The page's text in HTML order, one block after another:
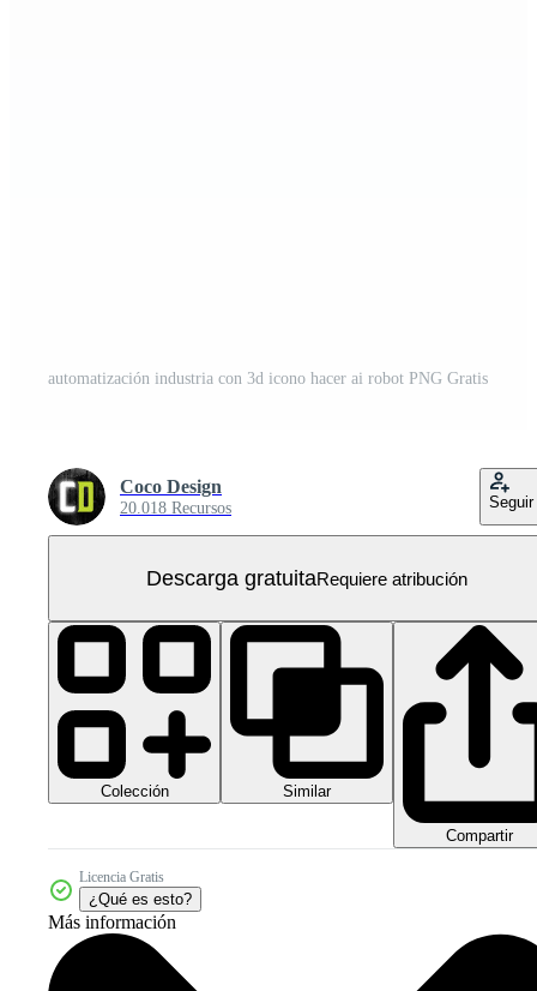
automatización industria con 3d icono hacer ai robot PNG Gratis
Coco Design
20.018 Recursos Seguir
Descarga gratuitaRequiere atribución
Colección Similar
Compartir
Licencia Gratis
¿Qué es esto?
Más información